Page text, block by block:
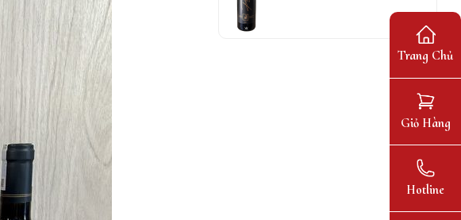
Trang Chủ
Giỏ Hàng
Hotline